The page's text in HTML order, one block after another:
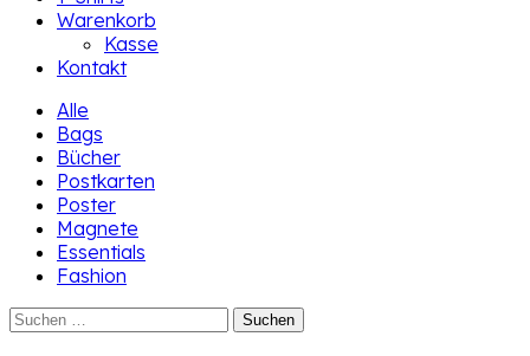
Warenkorb
Kasse
Kontakt
Alle
Bags
Bücher
Postkarten
Poster
Magnete
Essentials
Fashion
Suchen